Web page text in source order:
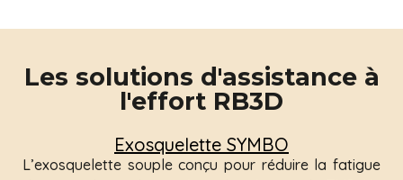
Les solutions d'assistance à
l'effort RB3D
Exosquelette SYMBO
L’exosquelette souple conçu pour réduire la fatigue